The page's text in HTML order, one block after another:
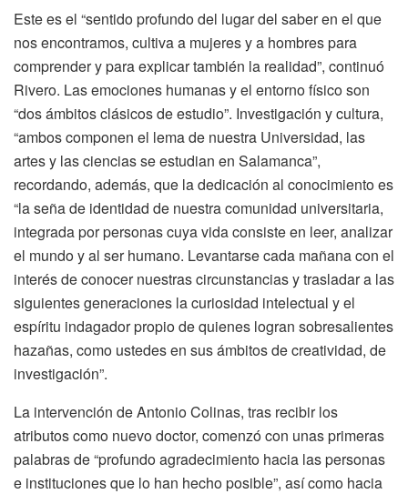
Este es el “sentido profundo del lugar del saber en el que
nos encontramos, cultiva a mujeres y a hombres para
comprender y para explicar también la realidad”, continuó
Rivero. Las emociones humanas y el entorno físico son
“dos ámbitos clásicos de estudio”. Investigación y cultura,
“ambos componen el lema de nuestra Universidad, las
artes y las ciencias se estudian en Salamanca”,
recordando, además, que la dedicación al conocimiento es
“la seña de identidad de nuestra comunidad universitaria,
integrada por personas cuya vida consiste en leer, analizar
el mundo y al ser humano. Levantarse cada mañana con el
interés de conocer nuestras circunstancias y trasladar a las
siguientes generaciones la curiosidad intelectual y el
espíritu indagador propio de quienes logran sobresalientes
hazañas, como ustedes en sus ámbitos de creatividad, de
investigación”.
La intervención de Antonio Colinas, tras recibir los
atributos como nuevo doctor, comenzó con unas primeras
palabras de “profundo agradecimiento hacia las personas
e instituciones que lo han hecho posible”, así como hacia